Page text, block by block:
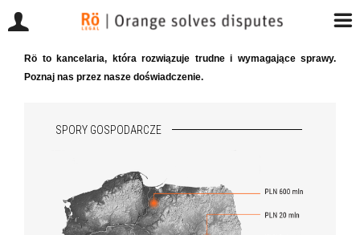
Rö to kancelaria, która rozwiązuje trudne i wymagające sprawy.
Poznaj nas przez nasze doświadczenie.
SPORY GOSPODARCZE